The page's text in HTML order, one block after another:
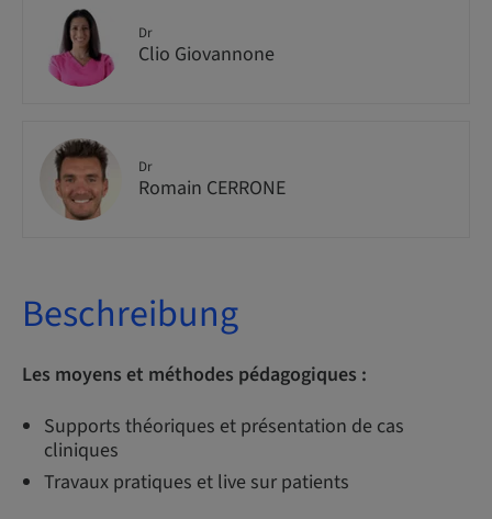
Dr
Clio Giovannone
Dr
Romain CERRONE
Beschreibung
Les moyens et méthodes pédagogiques :
Supports théoriques et présentation de cas
cliniques
Travaux pratiques et live sur patients